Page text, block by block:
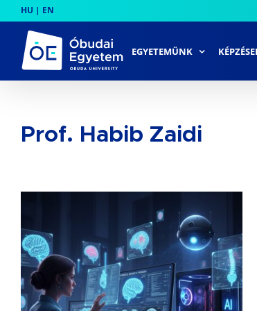
to
content
HU | EN
EGYETEMÜNK
Prof. Habib Zaidi